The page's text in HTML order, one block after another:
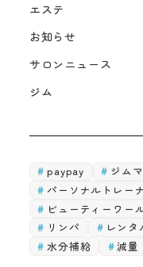
エステ
お知らせ
サロンニュース
ジム
paypay ジム
パーソナルトレー
ビューティーワー
リンパ
レンタ
水分補給
減量